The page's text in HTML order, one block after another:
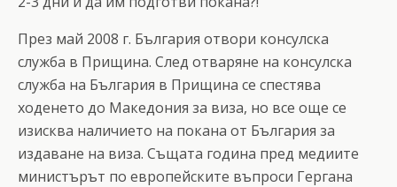
През май 2008 г. България отвори консулска
служба в Прищина. След отваряне на консулска
служба на България в Прищина се спестява
ходенето до Македония за виза, но все още се
изисква наличието на покана от България за
издаване на виза. Същата година пред медиите
министърът по европейските въпроси Гергана